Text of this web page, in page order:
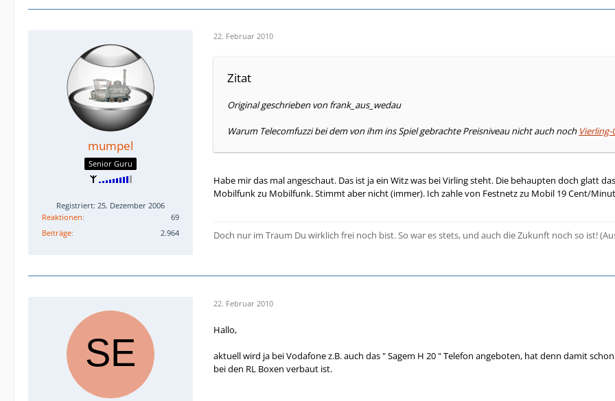
mumpel
Senior Guru
Registriert: 25. Dezember 2006
Reaktionen
69
Beiträge
2.964
22. Februar 2010
Zitat
Original geschrieben von frank_aus_wedau
Warum Telecomfuzzi bei dem von ihm ins Spiel gebrachte Preisniveau nicht auch noch Vierling-
Habe mir das mal angeschaut. Das ist ja ein Witz was bei Virling steht. Die behaupten doch glatt
Mobilfunk zu Mobilfunk. Stimmt aber nicht (immer). Ich zahle von Festnetz zu Mobil 19 Cent/
Doch nur im Traum Du wirklich frei noch bist. So war es stets, und auch die Zukunft noch so ist!
22. Februar 2010
Hallo,
aktuell wird ja bei Vodafone z.B. auch das " Sagem H 20 " Telefon angeboten, hat denn damit
bei den RL Boxen verbaut ist.